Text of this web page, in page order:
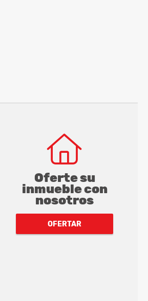
Oferte su
inmueble con
nosotros
OFERTAR